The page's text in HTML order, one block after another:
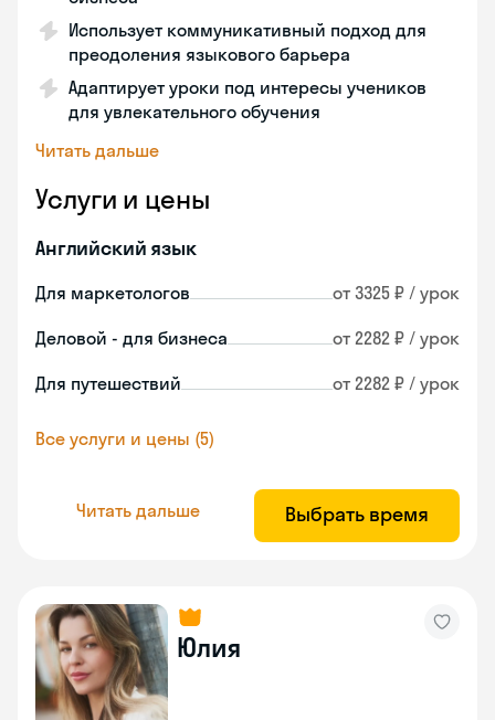
Использует коммуникативный подход для
преодоления языкового барьера
Адаптирует уроки под интересы учеников
для увлекательного обучения
Читать дальше
Услуги и цены
Английский язык
Для маркетологов от 3325 ₽ / урок
Деловой - для бизнеса от 2282 ₽ / урок
Для путешествий от 2282 ₽ / урок
Все услуги и цены (5)
Читать дальше Выбрать время
Юлия